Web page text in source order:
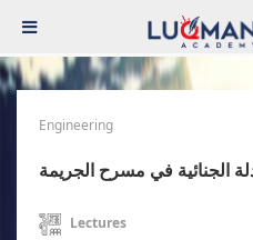
Engineering
الجنائية في مسرح الجريمة
Lectures